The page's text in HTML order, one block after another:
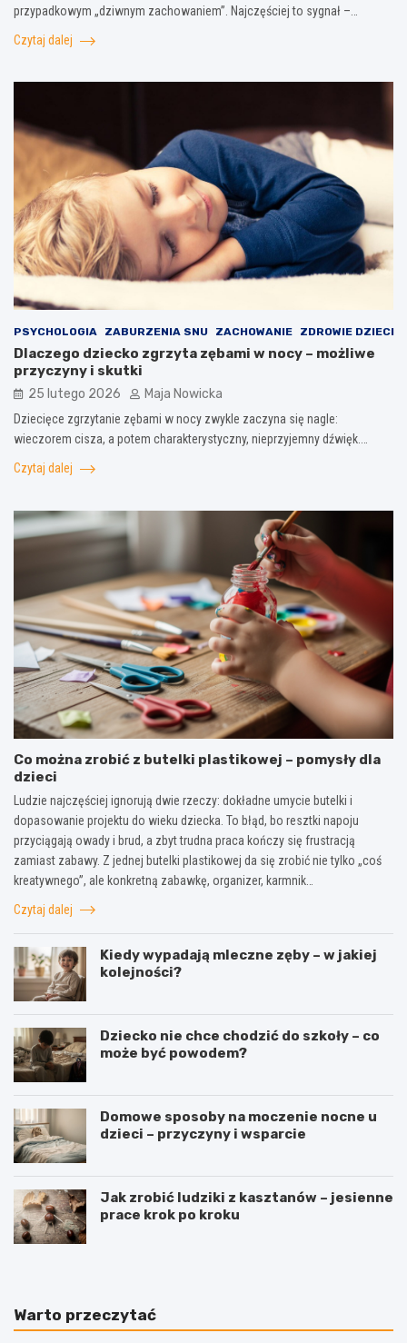
przypadkowym „dziwnym zachowaniem”. Najczęściej to sygnał –…
Czytaj dalej
PSYCHOLOGIA ZABURZENIA SNU ZACHOWANIE ZDROWIE DZIECI
Dlaczego dziecko zgrzyta zębami w nocy – możliwe
przyczyny i skutki
25 lutego 2026 Maja Nowicka
Dziecięce zgrzytanie zębami w nocy zwykle zaczyna się nagle:
wieczorem cisza, a potem charakterystyczny, nieprzyjemny dźwięk.…
Czytaj dalej
Co można zrobić z butelki plastikowej – pomysły dla
dzieci
Ludzie najczęściej ignorują dwie rzeczy: dokładne umycie butelki i
dopasowanie projektu do wieku dziecka. To błąd, bo resztki napoju
przyciągają owady i brud, a zbyt trudna praca kończy się frustracją
zamiast zabawy. Z jednej butelki plastikowej da się zrobić nie tylko „coś
kreatywnego”, ale konkretną zabawkę, organizer, karmnik…
Czytaj dalej
Kiedy wypadają mleczne zęby – w jakiej
kolejności?
Dziecko nie chce chodzić do szkoły – co
może być powodem?
Domowe sposoby na moczenie nocne u
dzieci – przyczyny i wsparcie
Jak zrobić ludziki z kasztanów – jesienne
prace krok po kroku
Warto przeczytać